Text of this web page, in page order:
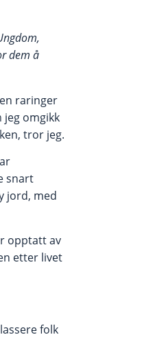
dem å
raringer
jeg omgikk
tror jeg.
snart
jord, med
opptatt av
etter livet
folk